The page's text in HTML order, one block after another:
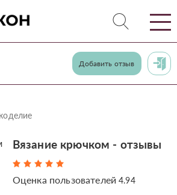
Добавить отзыв
Вязание крючком - отзывы
Оценка пользователей4.94